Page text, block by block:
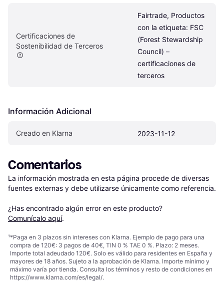
Certificaciones de
Sostenibilidad de Terceros
Fairtrade, Productos
con la etiqueta: FSC
(Forest Stewardship
Council) –
certificaciones de
terceros
Información Adicional
Creado en Klarna 2023-11-12
Comentarios
La información mostrada en esta página procede de diversas
fuentes externas y debe utilizarse únicamente como referencia.
¿Has encontrado algún error en este producto?
Comunícalo aquí.
¹*Paga en 3 plazos sin intereses con Klarna. Ejemplo de pago para una
compra de 120€: 3 pagos de 40€, TIN 0 % TAE 0 %. Plazo: 2 meses.
Importe total adeudado 120€. Solo es válido para residentes en España y
mayores de 18 años. Sujeto a la aprobación de Klarna. Importe mínimo y
máximo varía por tienda. Consulta los términos y resto de condiciones en
https://www.klarna.com/es/legal/.